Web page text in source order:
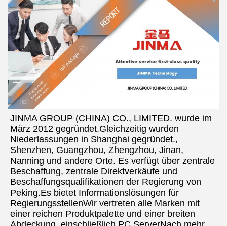
JINMA GROUP (CHINA) CO., LIMITED. wurde im
März 2012 gegründet.Gleichzeitig wurden
Niederlassungen in Shanghai gegründet.,
Shenzhen, Guangzhou, Zhengzhou, Jinan,
Nanning und andere Orte. Es verfügt über zentrale
Beschaffung, zentrale Direktverkäufe und
Beschaffungsqualifikationen der Regierung von
Peking.Es bietet Informationslösungen für
RegierungsstellenWir vertreten alle Marken mit
einer reichen Produktpalette und einer breiten